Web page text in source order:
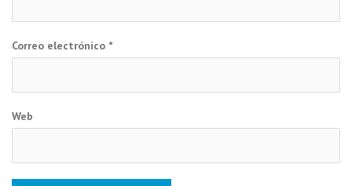
Correo electrónico *
Web